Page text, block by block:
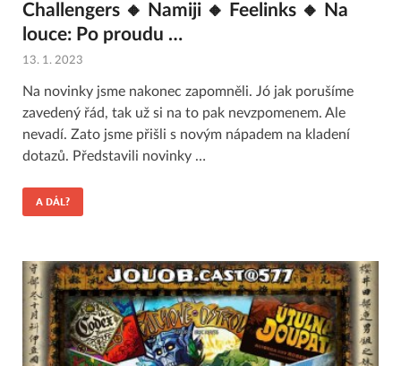
Challengers 🔸 Namiji 🔸 Feelinks 🔸 Na
louce: Po proudu …
13. 1. 2023
Na novinky jsme nakonec zapomněli. Jó jak porušíme
zavedený řád, tak už si na to pak nevzpomenem. Ale
nevadí. Zato jsme přišli s novým nápadem na kladení
dotazů. Představili novinky …
A DÁL?